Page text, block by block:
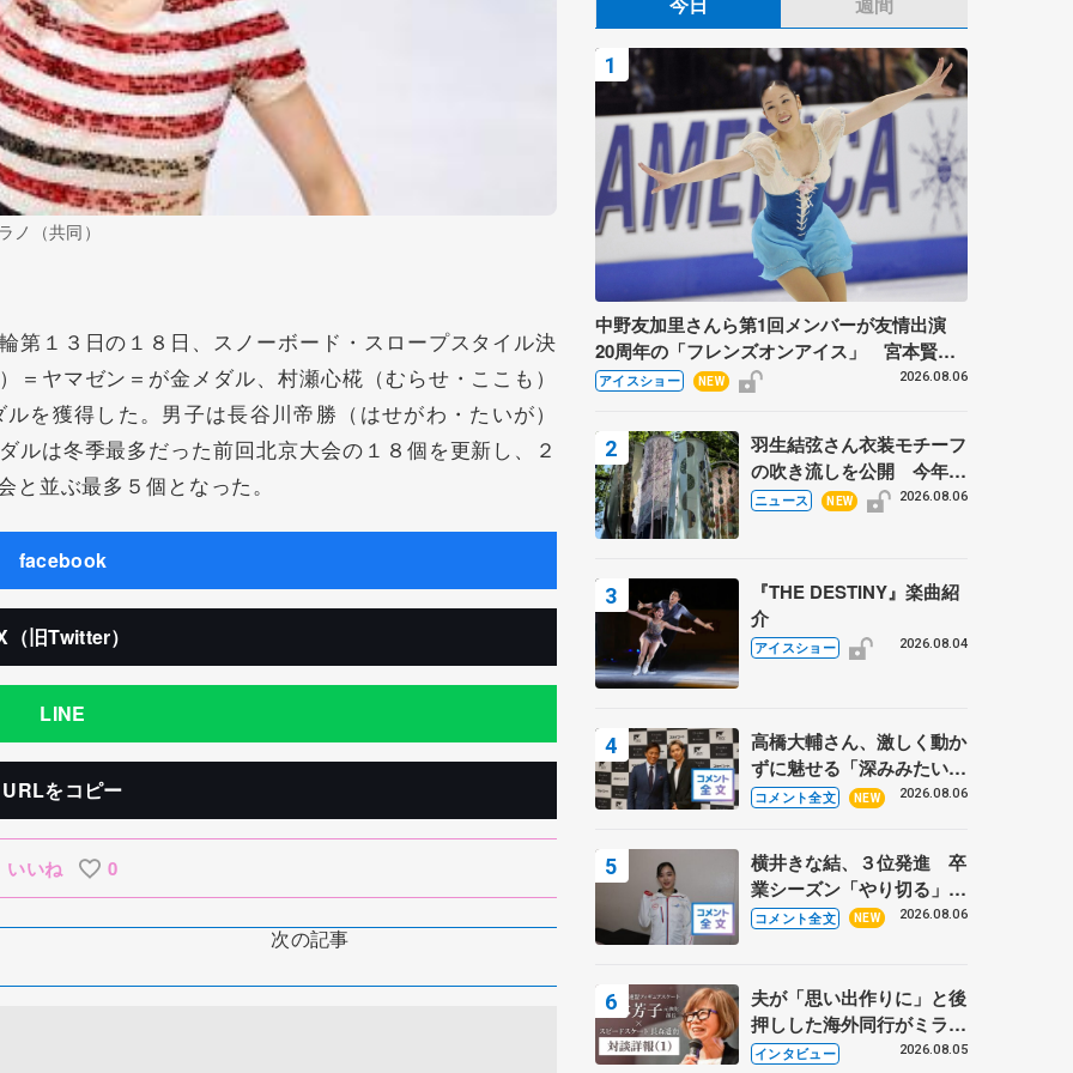
ノ（共同）
１３日の１８日、スノーボード・スロープスタイル決
ヤマゼン＝が金メダル、村瀬心椛（むらせ・ここも）
を獲得した。男子は長谷川帝勝（はせがわ・たいが）
ルは冬季最多だった前回北京大会の１８個を更新し、２
並ぶ最多５個となった。
facebook
（旧Twitter）
LINE
URLをコピー
いいね 0
次の記事
中野友加里さんら第1回メンバーが友情出演
20周年の「フレンズオンアイス」 宮本賢二
さん、有川梨絵さん、田村岳斗さんも
アイスショー NEW 2026.08.06
羽生結弦さん衣装モチーフ
の吹き流しを公開 今年は
「春よ、来い」、仙台の瑞
ニュース NEW 2026.08.06
『THE DESTINY』楽曲紹
介
アイスショー 2026.08.04
高橋大輔さん、激しく動か
ずに魅せる「深みみたいな
ものは出てきている？」
あい
コメント全文 NEW 2026.08.06
横井きな結、３位発進 卒
業シーズン「やり切る」
【みなとアクルス杯SP】
コメント全文 NEW 2026.08.06
夫が「思い出作りに」と後
押しした海外同行がミラノ
まで… 繁華街のリンクで
インタビュー 2026.08.05